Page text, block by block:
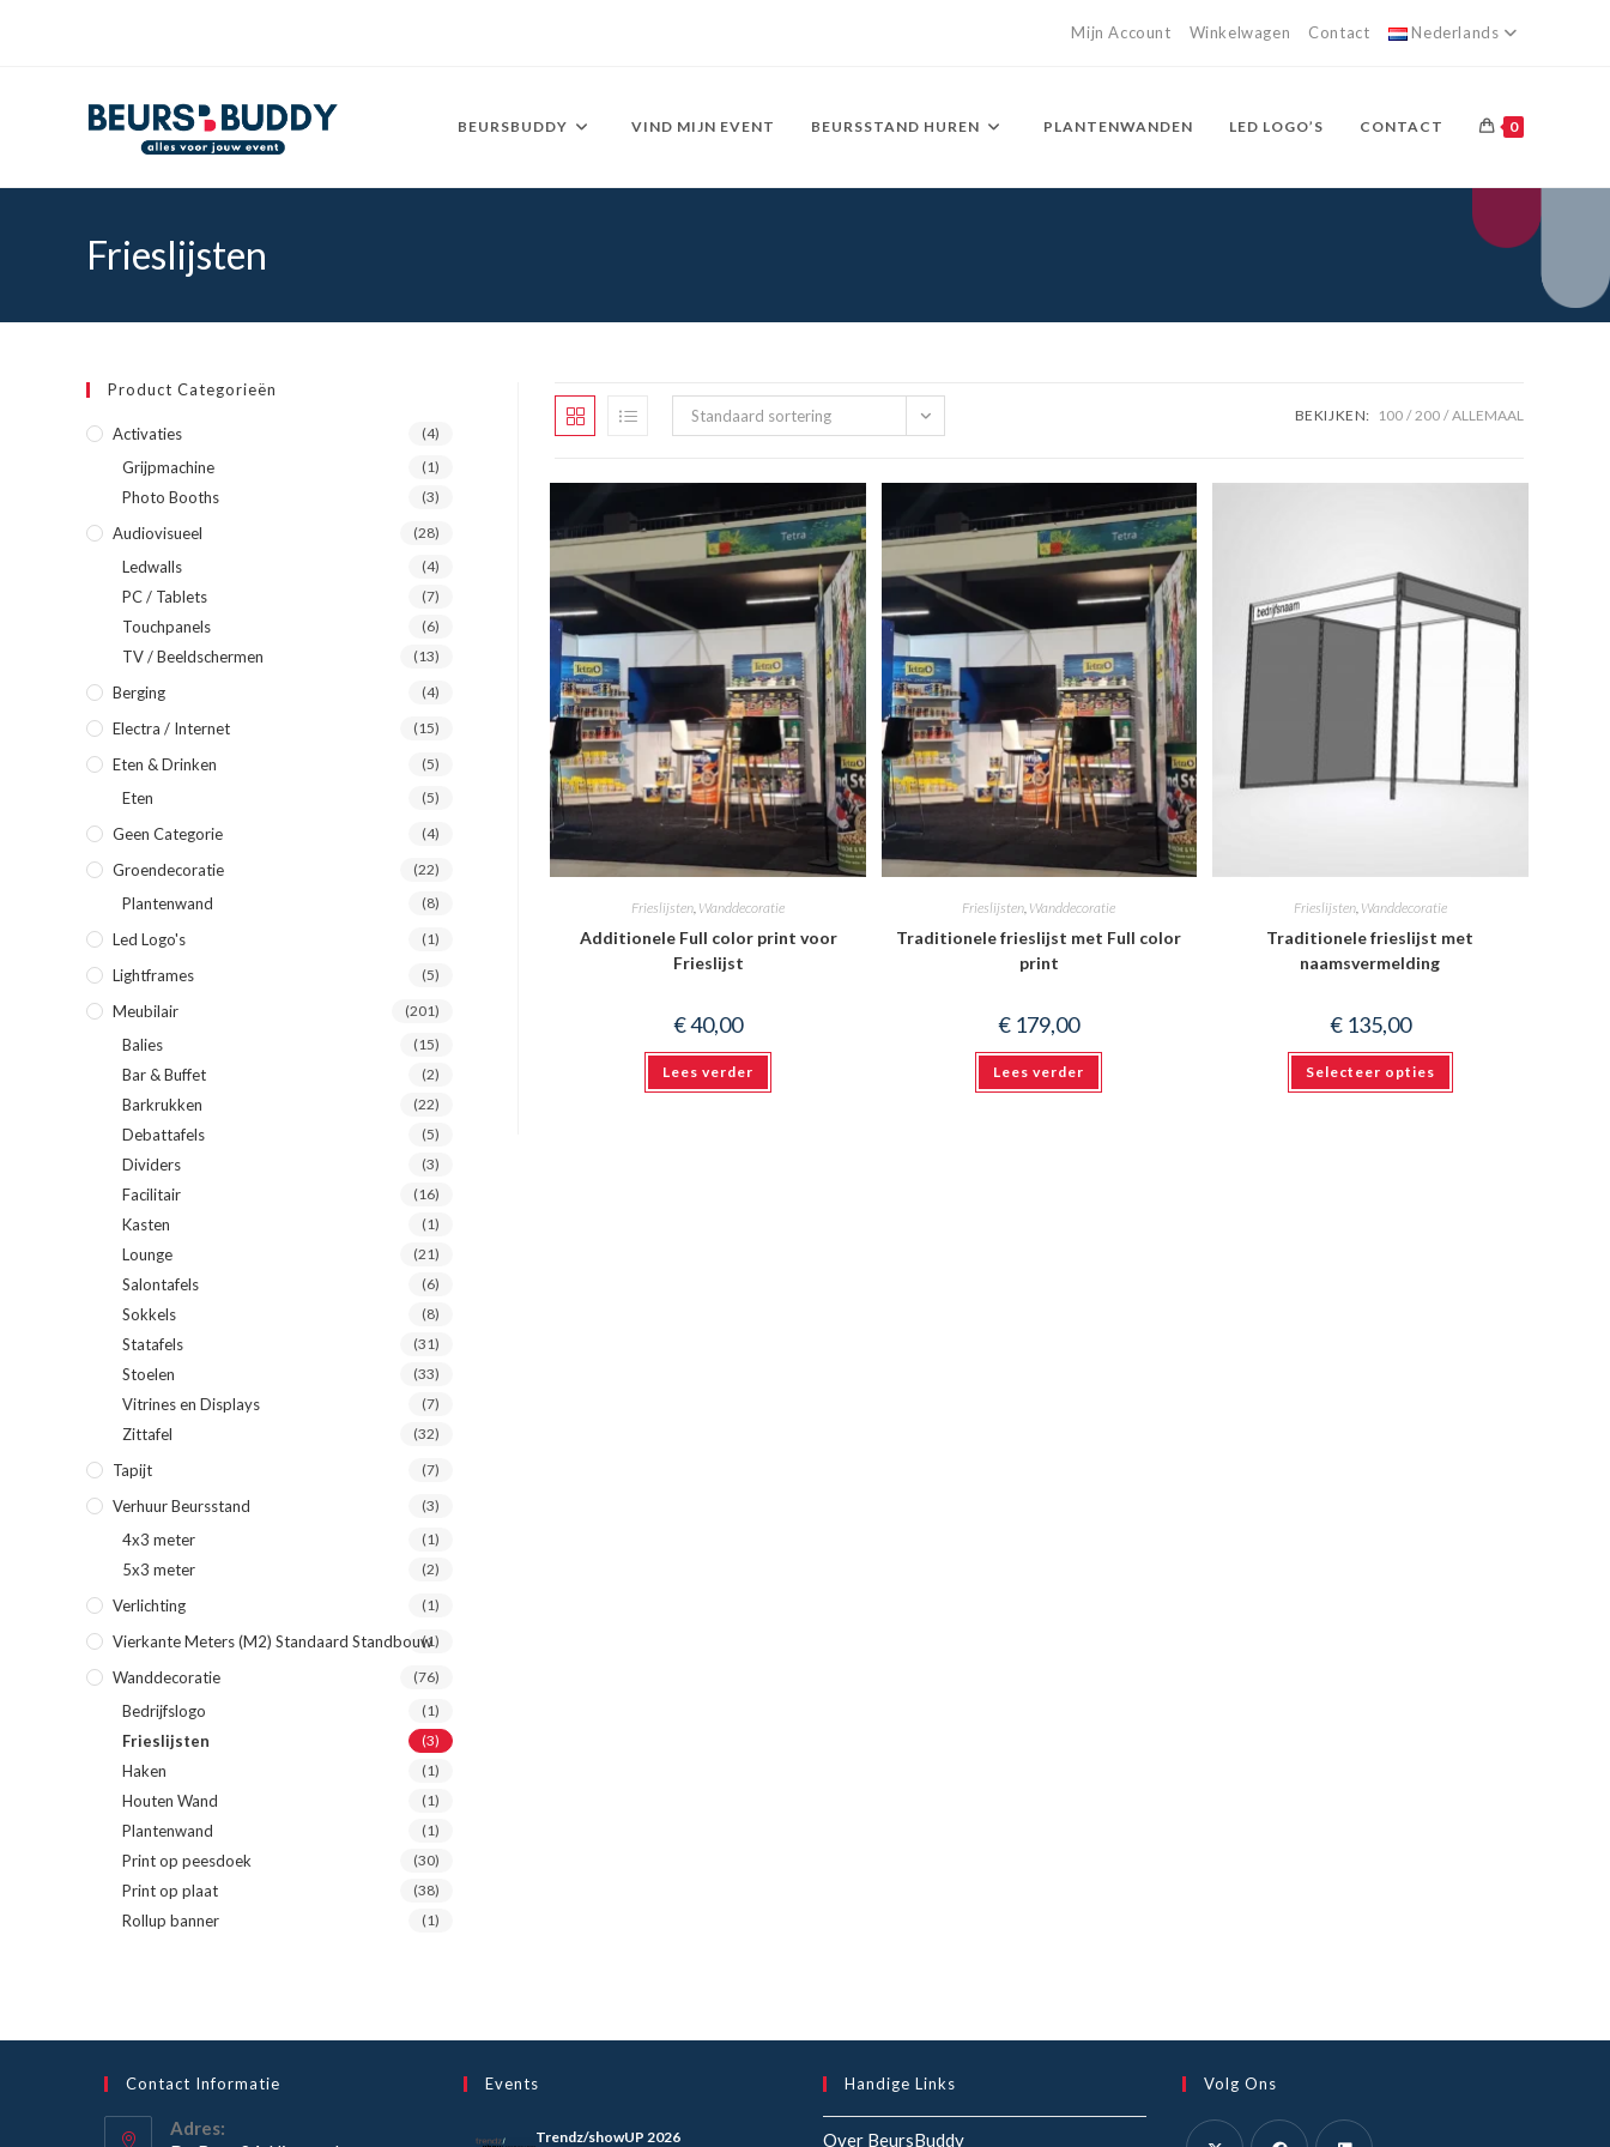
Mijn Account Winkelwagen Contact Nederlands
BEURSBUDDY VIND MIJN EVENT BEURSSTAND HUREN PLANTENWANDEN LED LOGO’S CONTACT 0
Frieslijsten
Standaard sortering BEKIJKEN: 100 200 ALLEMAAL
Frieslijsten, Wanddecoratie
Additionele Full color print voor
Frieslijst
€40,00
Lees verder
Frieslijsten, Wanddecoratie
Traditionele frieslijst met Full color
print
€ 179,00
Lees verder
Frieslijsten, Wanddecoratie
Traditionele frieslijst met
naamsvermelding
€135,00
Selecteer opties
Product Categorieën
Activaties (4)
Grijpmachine (1)
Photo Booths (3)
Audiovisueel (28)
Ledwalls (4)
PC / Tablets (7)
Touchpanels (6)
TV / Beeldschermen (13)
Berging (4)
Electra / Internet (15)
Eten & Drinken (5)
Eten (5)
Geen Categorie (4)
Groendecoratie (22)
Plantenwand (8)
Led Logo's (1)
Lightframes (5)
Meubilair (201)
Balies (15)
Bar & Buffet (2)
Barkrukken (22)
Debattafels (5)
Dividers (3)
Facilitair (16)
Kasten (1)
Lounge (21)
Salontafels (6)
Sokkels (8)
Statafels (31)
Stoelen (33)
Vitrines en Displays (7)
Zittafel (32)
Tapijt (7)
Verhuur Beursstand (3)
4x3 meter (1)
5x3 meter (2)
Verlichting (1)
Vierkante Meters (m2) Standaard Standbouw(1)
Wanddecoratie (76)
Bedrijfslogo (1)
Frieslijsten (3)
Haken (1)
Houten Wand (1)
Plantenwand (1)
Print op peesdoek (30)
Print op plaat (38)
Rollup banner (1)
Contact Informatie
Adres:
Events
Trendz/showUP 2026
Handige Links
Over BeursBuddy
Volg Ons